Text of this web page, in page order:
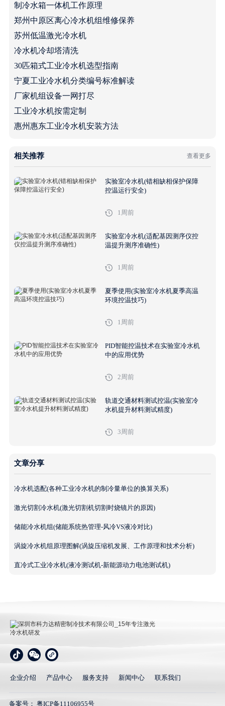
制冷水箱一体机工作原理
郑州中原区离心冷水机组维修保养
苏州低温激光冷水机
冷水机冷却塔清洗
30匹箱式工业冷水机选型指南
宁夏工业冷水机分类编号标准解读
厂家机组设备一网打尽
工业冷水机按需定制
惠州惠东工业冷水机安装方法
相关推荐 查看更多
实验室冷水机(错相缺相保护保障
控温运行安全)
1周前
实验室冷水机(适配基因测序仪控
温提升测序准确性)
1周前
夏季使用(实验室冷水机夏季高温
环境控温技巧)
1周前
PID智能控温技术在实验室冷水机
中的应用优势
2周前
轨道交通材料测试控温(实验室冷
水机提升材料测试精度)
3周前
文章分享
冷水机选配(各种工业冷水机的制冷量单位的换算关系)
激光切割冷水机(激光切割机切割时烧镜片的原因)
储能冷水机组(储能系统热管理-风冷VS液冷对比)
涡旋冷水机组原理图解(涡旋压缩机发展、工作原理和技术分析)
直冷式工业冷水机(液冷测试机-新能源动力电池测试机)
深圳市科力达精密制冷技术有限公司_15年专注激光冷
水机研发
企业介绍 产品中心 服务支持 新闻中心 联系我们
备案号： 粤ICP备11106955号